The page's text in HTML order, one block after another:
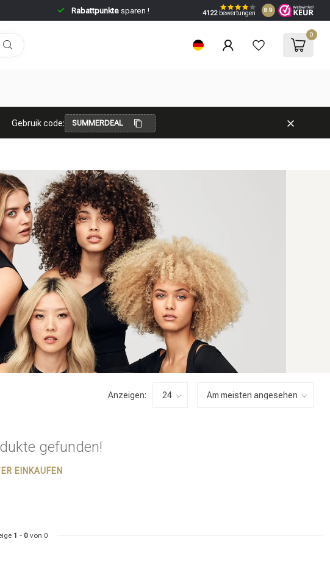
Rabattpunktesparen ! 4122bewertungen 8.9
0
Gebruik code: SUMMERDEAL
Anzeigen:
gefunden!
EINKAUFEN
1 - 0 von 0